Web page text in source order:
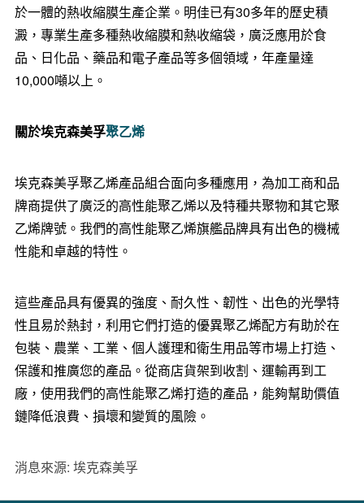
於一體的熱收縮膜生產企業。明佳已有30多年的歷史積
澱，專業生產多種熱收縮膜和熱收縮袋，廣泛應用於食
品、日化品、藥品和電子產品等多個領域，年產量達
10,000噸以上。
關於埃克森美孚聚乙烯
埃克森美孚聚乙烯產品組合面向多種應用，為加工商和品
牌商提供了廣泛的高性能聚乙烯以及特種共聚物和其它聚
乙烯牌號。我們的高性能聚乙烯旗艦品牌具有出色的機械
性能和卓越的特性。
這些產品具有優異的強度、耐久性、韌性、出色的光學特
性且易於熱封，利用它們打造的優異聚乙烯配方有助於在
包裝、農業、工業、個人護理和衛生用品等市場上打造、
保護和推廣您的產品。從商店貨架到收割、運輸再到工
廠，使用我們的高性能聚乙烯打造的產品，能夠幫助價值
鏈降低浪費、損壞和變質的風險。
消息來源: 埃克森美孚